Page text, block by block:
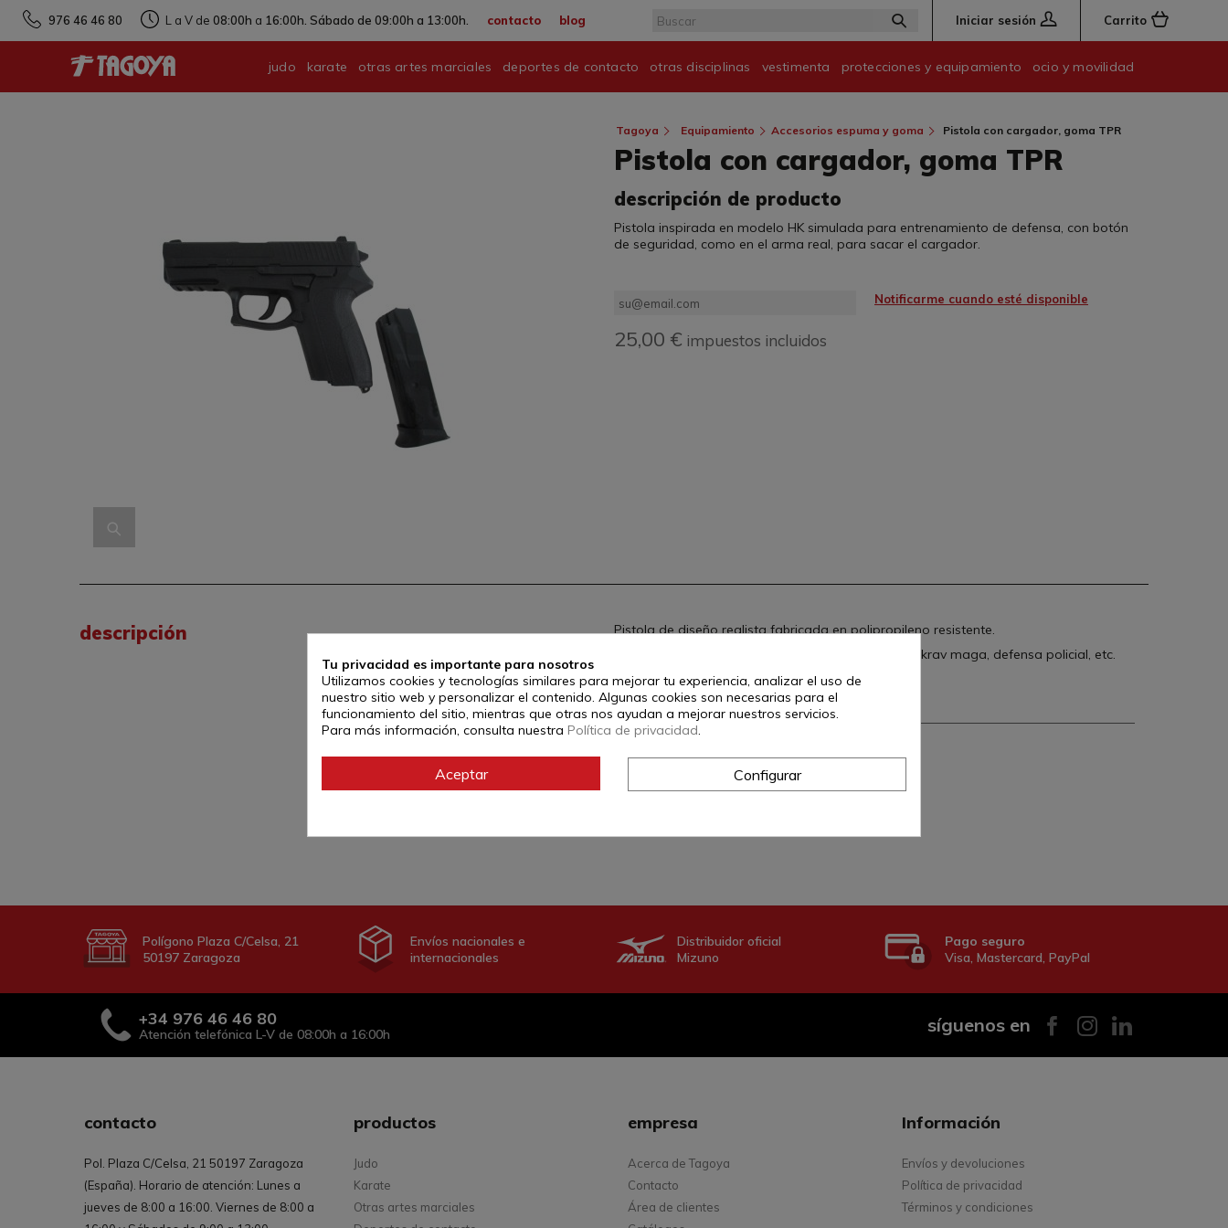
976 46 46 80 L a V de 08:00h a 16:00h. Sábado de 09:00h a 13:00h. contacto blog Iniciar sesión Carrito
judo karate otras artes marciales deportes de contacto otras disciplinas vestimenta protecciones y equipamiento ocio y movilidad
Tagoya Equipamiento Accesorios espuma y goma Pistola con cargador, goma TPR
Pistola con cargador, goma TPR
descripción de producto
Pistola inspirada en modelo HK simulada para entrenamiento de defensa, con botón
de seguridad, como en el arma real, para sacar el cargador.
Notificarme cuando esté disponible
25,00 € impuestos incluidos
descripción
Pistola de diseño realista fabricada en polipropileno resistente.
Para entrenamientos de desarme en estilos como krav maga, defensa policial, etc.
Tamaño: 17cm
Referencia: 6629C
Polígono Plaza C/Celsa, 21
50197 Zaragoza
Envíos nacionales e
internacionales
Distribuidor oficial
Mizuno
Pago seguro
Visa, Mastercard, PayPal
+34 976 46 46 80
Atención telefónica L-V de 08:00h a 16:00h síguenos en
contacto
Pol. Plaza C/Celsa, 21 50197 Zaragoza
(España). Horario de atención: Lunes a
jueves de 8:00 a 16:00. Viernes de 8:00 a
productos
Judo
Karate
Otras artes marciales
empresa
Acerca de Tagoya
Contacto
Área de clientes
Información
Envíos y devoluciones
Política de privacidad
Términos y condiciones
Tu privacidad es importante para nosotros
Utilizamos cookies y tecnologías similares para mejorar tu experiencia, analizar el uso de
nuestro sitio web y personalizar el contenido. Algunas cookies son necesarias para el
funcionamiento del sitio, mientras que otras nos ayudan a mejorar nuestros servicios.
Para más información, consulta nuestra Política de privacidad
Aceptar Configurar